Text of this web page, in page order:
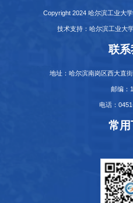
Copyright 2024 哈尔滨工业大
技术支持：哈尔滨工业大
联系
地址：哈尔滨南岗区西大直
邮编：
电话：
常